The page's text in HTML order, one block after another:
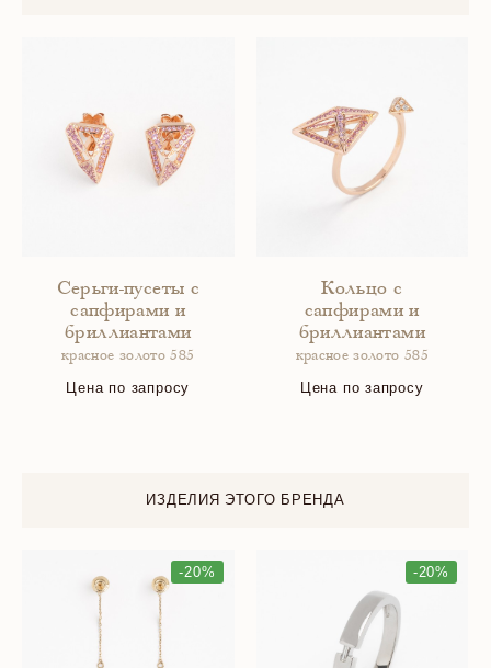
Серьги-пусеты с
сапфирами и
бриллиантами
красное золото 585
Цена по запросу
Кольцо с
сапфирами и
бриллиантами
красное золото 585
Цена по запросу
ИЗДЕЛИЯ ЭТОГО БРЕНДА
-20% -20%